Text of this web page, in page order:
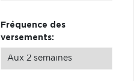
Fréquence des
versements: